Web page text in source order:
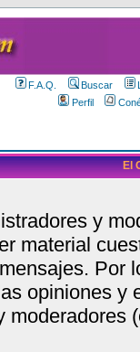
F.A.Q. Buscar
Perfil
El
y
material
Por
opiniones y
moderadores